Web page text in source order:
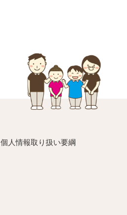
個人情報取り扱い要綱